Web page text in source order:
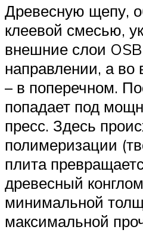
Древесную щепу,
клеевой смесью,
внешние слои
направлении, а во
– в поперечном.
попадает под
пресс. Здесь
полимеризации
плита
древесный
минимальной
максимальной